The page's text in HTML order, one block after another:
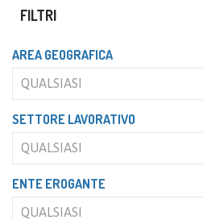
FILTRI
AREA GEOGRAFICA
QUALSIASI
SETTORE LAVORATIVO
QUALSIASI
ENTE EROGANTE
QUALSIASI